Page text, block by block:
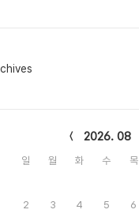
2026. 08
일 월 화 수 목
2
3 4 5 6